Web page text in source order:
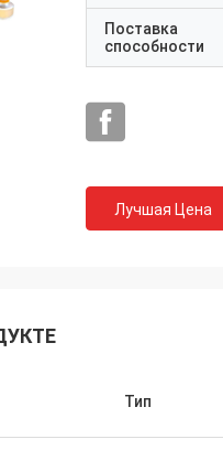
Поставка
способности
Лучшая Цена
Тип